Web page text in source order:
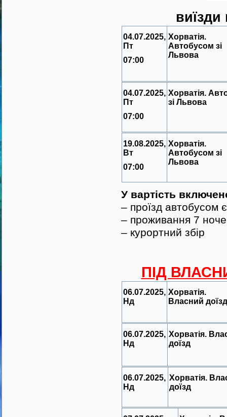
виїзди
04.07.2025,
Пт
07:00
Хорватія.
Автобусом зі
Львова
04.07.2025,
Пт
07:00
Хорватія.
зі Львова
19.08.2025,
Вт
07:00
Хорватія.
Автобусом зі
Львова
У вартість
– проїзд автобусом
– проживання 7
– курортний збір
ПІД
06.07.2025,
Нд
Хорватія.
Власний доїзд
06.07.2025,
Нд
Хорватія.
доїзд
06.07.2025,
Нд
Хорватія.
доїзд